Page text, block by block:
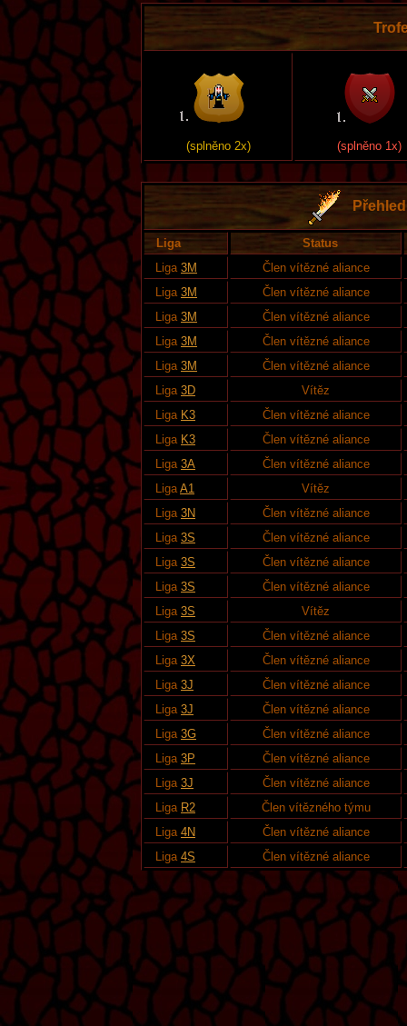
(splněno 2x) (splněno 1x)
Liga
Status
Liga 3M
Člen vítězné aliance
Liga 3M
Člen vítězné aliance
Liga 3M
Člen vítězné aliance
Liga 3M
Člen vítězné aliance
Liga 3M
Člen vítězné aliance
Liga 3D
Vítěz
Liga K3
Člen vítězné aliance
Liga K3
Člen vítězné aliance
Liga 3A
Člen vítězné aliance
LigaA1
Vítěz
Liga 3N
Člen vítězné aliance
Liga 3S
Člen vítězné aliance
Liga 3S
Člen vítězné aliance
Liga 3S
Člen vítězné aliance
Liga 3S
Vítěz
Liga 3S
Člen vítězné aliance
Liga 3X
Člen vítězné aliance
Liga 3J
Člen vítězné aliance
Liga 3J
Člen vítězné aliance
Liga 3G
Člen vítězné aliance
Liga 3P
Člen vítězné aliance
Liga 3J
Člen vítězné aliance
Liga R2
Člen vítězného týmu
Liga 4N
Člen vítězné aliance
Liga 4S Člen vítězné aliance